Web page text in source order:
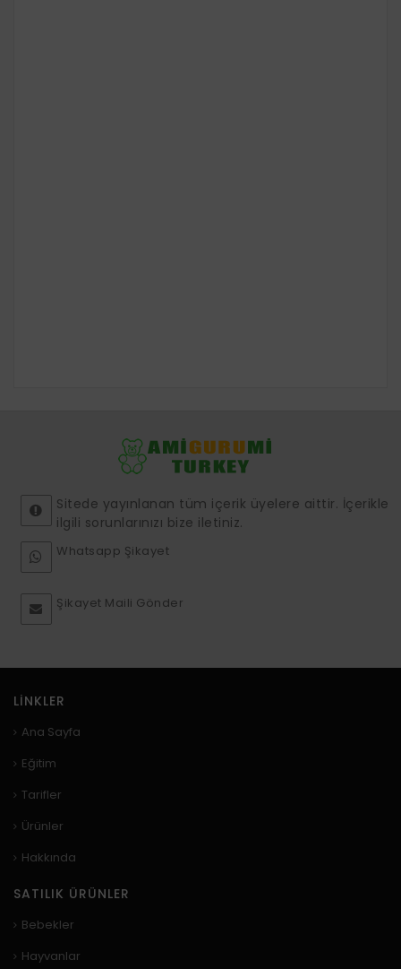
Sitede yayınlanan tüm içerik üyelere aittir. İçerikle
ilgili sorunlarınızı bize iletiniz.
Whatsapp Şikayet
Şikayet Maili Gönder
LINKLER
Ana Sayfa
Eğitim
Tarifler
Ürünler
Hakkında
SATILIK ÜRÜNLER
Bebekler
Hayvanlar